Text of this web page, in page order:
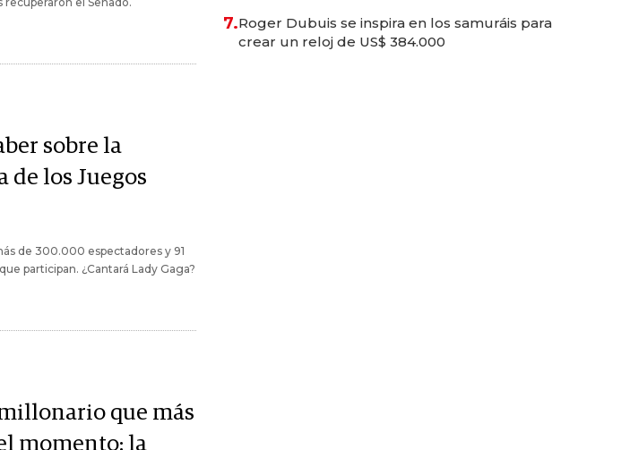
sobre la
de los Juegos
de 300.000 espectadores y 91
participan. ¿Cantará Lady Gaga?
que más
momento: la
7.Roger Dubuis se inspira en los samuráis para
crear un reloj de US$ 384.000